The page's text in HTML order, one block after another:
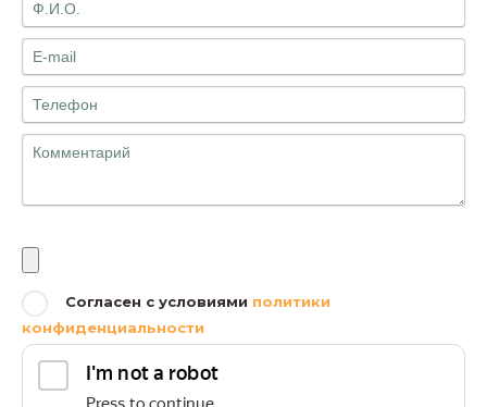
Согласен с условиями политики
конфиденциальности